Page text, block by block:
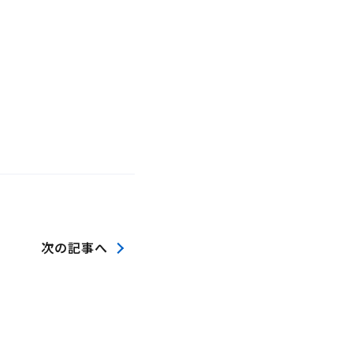
次の記事へ